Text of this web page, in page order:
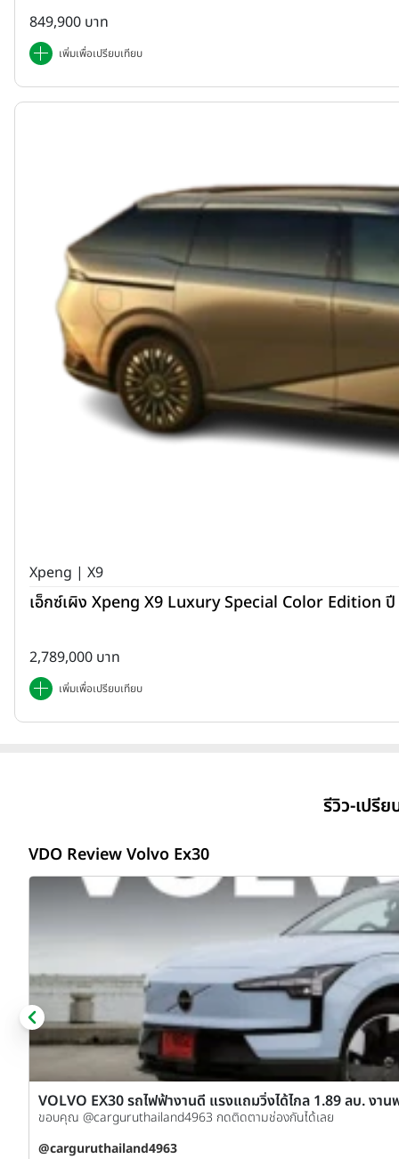
849,900 บาท
เพิ่มเพื่อเปรียบเทียบ
Xpeng | X9
เอ็กซ์เผิง Xpeng X9 Luxury Special Color Edition
2,789,000 บาท
เพิ่มเพื่อเปรียบเทียบ
รีวิว-เปรี
VDO Review Volvo Ex30
VOLVO EX30 รถไฟฟ้างานดี แรงแถมวิ่งได้ไกล 1.89 ลบ. งาน
ขอบคุณ @carguruthailand4963 กดติดตามช่องกันได้เลย
@carguruthailand4963